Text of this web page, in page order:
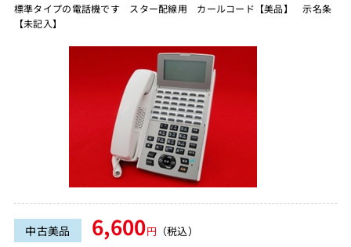
標準タイプの電話機です スター配線用 カールコード【美品】 示名条
【未記入】
中古美品 6,600円 （税込）